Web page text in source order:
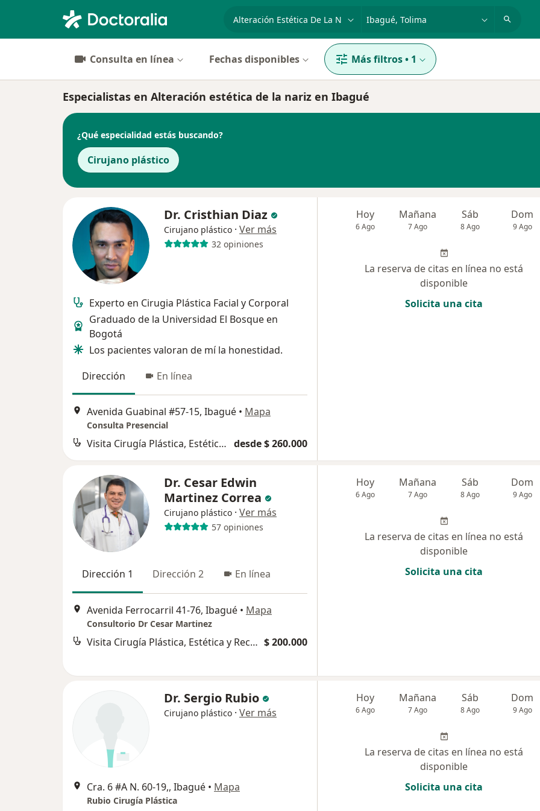
especialidad, enfermedad o nombre
p. ej. Bogotá
Consulta en línea Fechas disponibles Más filtros• 1
Especialistas en Alteración estética de la nariz en Ibagué
¿Qué especialidad estás buscando?
Cirujano plástico
Dr. Cristhian Diaz
Cirujano plástico · Ver más
32 opiniones
Experto en Cirugia Plástica Facial y Corporal
Graduado de la Universidad El Bosque en
Bogotá
Los pacientes valoran de mí la honestidad.
Dirección
En línea
Avenida Guabinal #57-15, Ibagué • Mapa
Consulta Presencial
Visita Cirugía Plástica, Estética y Reconstructiva desde $ 260.000
Hoy
6 Ago
Mañana
7 Ago
Sáb
8 Ago
Dom
9 Ago
La reserva de citas en línea no está
disponible
Solicita una cita
Dr. Cesar Edwin
Martinez Correa
Cirujano plástico · Ver más
57 opiniones
Dirección 1 Dirección 2 En línea
Avenida Ferrocarril 41-76, Ibagué • Mapa
Consultorio Dr Cesar Martinez
Visita Cirugía Plástica, Estética y Reconstructiva $ 200.000
Hoy
6 Ago
Mañana
7 Ago
Sáb
8 Ago
Dom
9 Ago
La reserva de citas en línea no está
disponible
Solicita una cita
Dr. Sergio Rubio
Cirujano plástico · Ver más
Cra. 6 #A N. 60-19,, Ibagué • Mapa
Rubio Cirugía Plástica
Hoy
6 Ago
Mañana
7 Ago
Sáb
8 Ago
Dom
9 Ago
La reserva de citas en línea no está
disponible
Solicita una cita